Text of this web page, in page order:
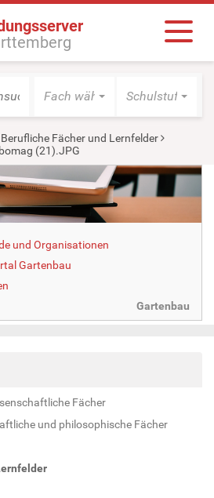
Fach wählen Schulstufe
Berufliche Fächer und Lernfelder
bomag (21).JPG
und Organisationen
Gartenbau
Gartenbau
Fächer
und philosophische Fächer